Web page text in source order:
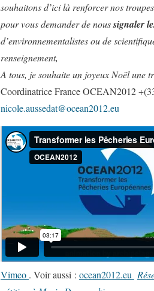
souhaitons d’ici là renforcer nos
pour vous demander de noussignaler
d’environnementalistes ou de
renseignement,
A tous, je souhaite un joyeux Noël une
Coordinatrice France OCEAN2012
nicole.aussedat@ocean2012.eu
Vimeo . Voir aussi : ocean2012.eu